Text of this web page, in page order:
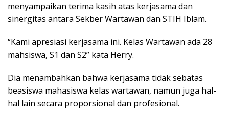
menyampaikan terima kasih atas kerjasama dan
sinergitas antara Sekber Wartawan dan STIH Iblam.
“Kami apresiasi kerjasama ini. Kelas Wartawan ada 28
mahsiswa, S1 dan S2” kata Herry.
Dia menambahkan bahwa kerjasama tidak sebatas
beasiswa mahasiswa kelas wartawan, namun juga hal-
hal lain secara proporsional dan profesional.